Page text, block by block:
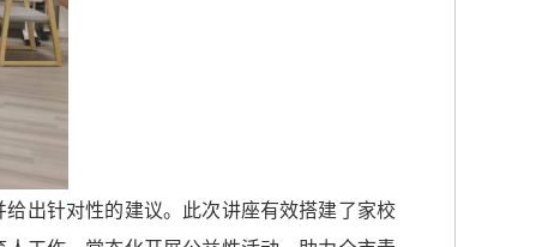
出针对性的建议。此次讲座有效搭建了家校